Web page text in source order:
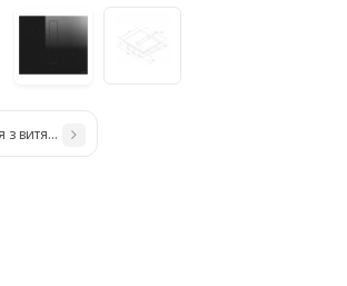
витяжкою Elica NikolaTesla PRIME BL/A/83